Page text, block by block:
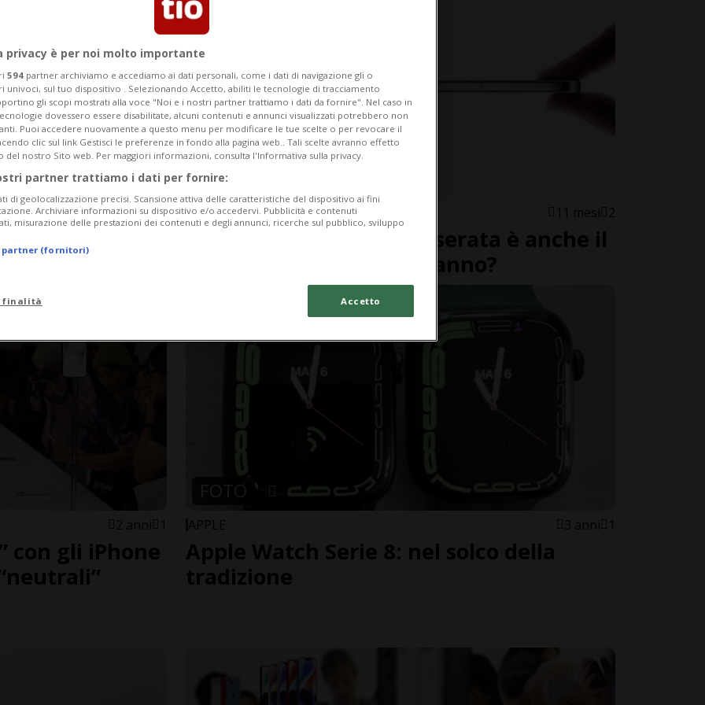
10 mesi
anche così)
TECNOLOGIA 11 mesi 2
iPhone Air: la star della serata è anche il
miglior iPhone di quest’anno?
2 anni 1
con gli iPhone
FOTO
APPLE 3 anni 1
Apple Watch Serie 8: nel solco della
tradizione
privacy è per noi molto importante
594 partner archiviamo e accediamo ai dati personali, come i dati di navigazione gli o
univoci, sul tuo dispositivo . Selezionando Accetto, abiliti le tecnologie di tracciamento
gli scopi mostrati alla voce "Noi e i nostri partner trattiamo i dati da fornire". Nel caso in
dovessero essere disabilitate, alcuni contenuti e annunci visualizzati potrebbero non
Puoi accedere nuovamente a questo menu per modificare le tue scelte o per revocare il
clic sul link Gestisci le preferenze in fondo alla pagina web.. Tali scelte avranno effetto
del nostro Sito web. Per maggiori informazioni, consulta l'Informativa sulla privacy.
partner trattiamo i dati per fornire:
di geolocalizzazione precisi. Scansione attiva delle caratteristiche del dispositivo ai fini
Archiviare informazioni su dispositivo e/o accedervi. Pubblicità e contenuti
misurazione delle prestazioni dei contenuti e degli annunci, ricerche sul pubblico, sviluppo
partner (fornitori)
finalità Accetto